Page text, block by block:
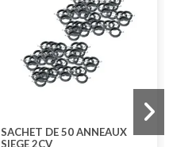
SACHET DE 50 ANNEAUX
SIEGE 2CV